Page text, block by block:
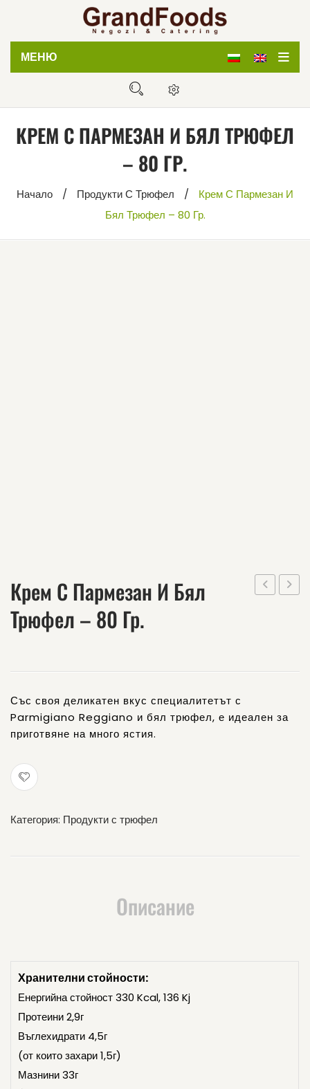
МЕНЮ
Кетъринг
За нас
КРЕМ С ПАРМЕЗАН И БЯЛ ТРЮФЕЛ
– 80 ГР.
Начало / Продукти С Трюфел /
Крем С Пармезан И
Бял Трюфел – 80 Гр.
100
Крем С Пармезан И Бял
Трюфел – 80 Гр.
Със своя деликатен вкус специалитетът с
Parmigiano Reggiano и бял трюфел, е идеален за
приготвяне на много ястия.
Категория: Продукти с трюфел
Описание
Хранителни стойности:
Енергийна стойност 330 Kcal, 136 Kj
Протеини 2,9г
Въглехидрати 4,5г
(от които захари 1,5г)
Мазнини 33г